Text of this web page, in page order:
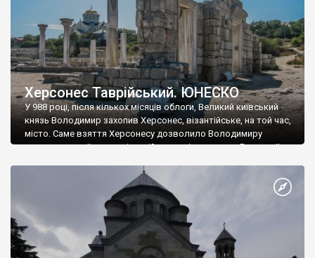
Херсонес Таврійський. ЮНЕСКО
У 988 році, після кількох місяців облоги, Великий київський
князь Володимир захопив Херсонес, візантійське, на той час,
місто. Саме взяття Херсонесу дозволило Володимиру
диктувати свої умови візантійському імператору Василю ІІ, та
Херсонесі Володимир-язичник, став Василем-християнином.
А потім було Хрещення Русі. На честь Херсонесу Таврійського